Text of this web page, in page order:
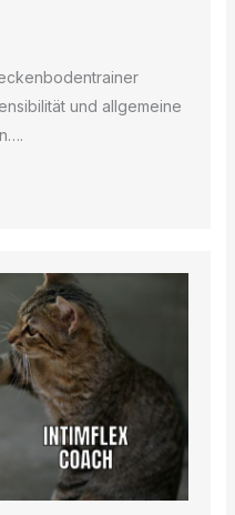
und allgemeine